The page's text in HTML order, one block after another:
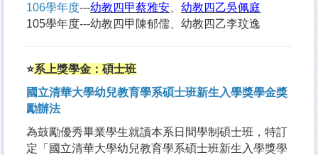
106學年度---幼教四甲蔡雅安
幼教四乙吳佩庭
105學年度---幼教四甲陳郁儒、幼教四乙李玟逸
⭐系上獎學金：碩士班
國立清華大學幼兒教育學系碩士班新生入學獎學金獎
勵辦法
為鼓勵優秀畢業學生就讀本系日間學制碩士班，特訂
定「國立清華大學幼兒教育學系碩士班新生入學獎學